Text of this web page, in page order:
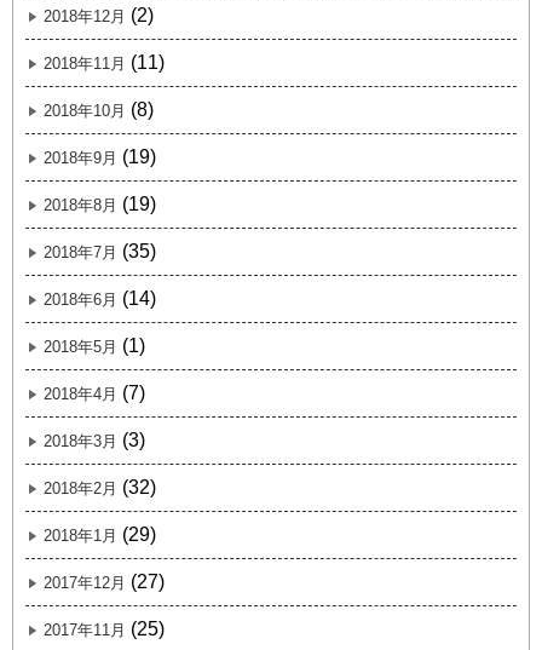
2018年12月 (2)
2018年11月 (11)
2018年10月 (8)
2018年9月 (19)
2018年8月 (19)
2018年7月 (35)
2018年6月 (14)
2018年5月 (1)
2018年4月 (7)
2018年3月 (3)
2018年2月 (32)
2018年1月 (29)
2017年12月 (27)
2017年11月 (25)